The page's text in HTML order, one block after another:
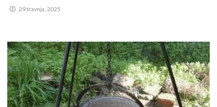
29 travnja, 2025